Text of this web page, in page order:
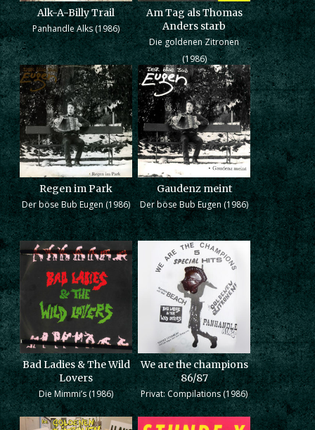
Alk-A-Billy Trail
Panhandle Alks (1986)
Am Tag als Thomas
Anders starb
Die goldenen Zitronen
(1986)
Regen im Park
Der böse Bub Eugen (1986)
Gaudenz meint
Der böse Bub Eugen (1986)
Bad Ladies & The Wild
Lovers
Die Mimmi’s (1986)
We are the champions
86/87
Privat: Compilations (1986)